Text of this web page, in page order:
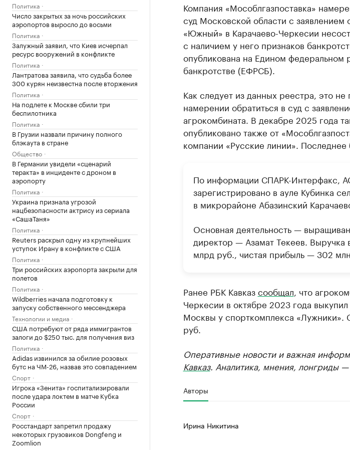
Политика
Число закрытых за ночь российских
аэропортов выросло до восьми
Политика
Залужный заявил, что Киев исчерпал
ресурс вооружений в конфликте
Политика
Лантратова заявила, что судьба более
300 курян неизвестна после вторжения
Политика
На подлете к Москве сбили три
беспилотника
Политика
В Грузии назвали причину полного
блэкаута в стране
Общество
В Германии увидели «сценарий
теракта» в инциденте с дроном в
аэропорту
Политика
Украина признала угрозой
нацбезопасности актрису из сериала
«СашаТаня»
Политика
Reuters раскрыл одну из крупнейших
уступок Ирану в конфликте с США
Политика
Три российских аэропорта закрыли для
полетов
Политика
Wildberries начала подготовку к
запуску собственного мессенджера
Технологии и медиа
США потребуют от ряда иммигрантов
залоги до $250 тыс. для получения виз
Политика
Adidas извинился за обилие розовых
бутс на ЧМ-26, назвав это совпадением
Спорт
Игрока «Зенита» госпитализировали
после удара локтем в матче Кубка
России
Спорт
Росстандарт запретил продажу
некоторых грузовиков Dongfeng и
Zoomlion
Компания «Мособлгазпоставка»
суд Московской области с
«Южный» в Карачаево-Черкесии
с наличием у него признаков
опубликована на Едином федеральном
банкротстве (ЕФРСБ).
Как следует из данных реестра, это
намерении обратиться в суд с
агрокомбината. В декабре 2025 года
опубликовано также от
компании «Русские линии». Последнее
По информации СПАРК-Интерфакс,
зарегистрировано в ауле Кубинка
в микрорайоне Абазинский
Основная деятельность —
директор — Азамат Текеев. Выручка
млрд руб., чистая прибыль — 302
Ранее РБК Кавказсообщал , что
Черкесии в октябре 2023 года
Москвы у спорткомплекса «Лужники».
руб.
Оперативные новости и важная
Кавказ. Аналитика, мнения, лонгриды
Авторы
Ирина Никитина